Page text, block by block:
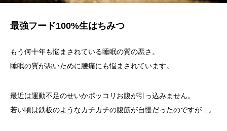
最強フード100%生はちみつ
もう何十年も悩まされている睡眠の質の悪さ。
睡眠の質が悪いために腰痛にも悩まされています。
最近は運動不足のせいかポッコリお腹が引っ込みません。
若い頃は鉄板のようなカチカチの腹筋が自慢だったのですが…。